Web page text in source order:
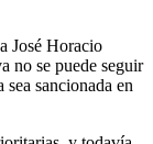
José Horacio
no se puede seguir
sancionada en